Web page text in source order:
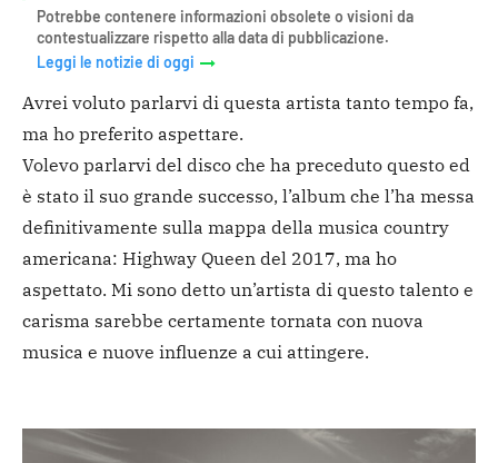
Potrebbe contenere informazioni obsolete o visioni da
contestualizzare rispetto alla data di pubblicazione.
Leggi le notizie di oggi
Avrei voluto parlarvi di questa artista tanto tempo fa,
ma ho preferito aspettare.
Volevo parlarvi del disco che ha preceduto questo ed
è stato il suo grande successo, l’album che l’ha messa
definitivamente sulla mappa della musica country
americana: Highway Queen del 2017, ma ho
aspettato. Mi sono detto un’artista di questo talento e
carisma sarebbe certamente tornata con nuova
musica e nuove influenze a cui attingere.